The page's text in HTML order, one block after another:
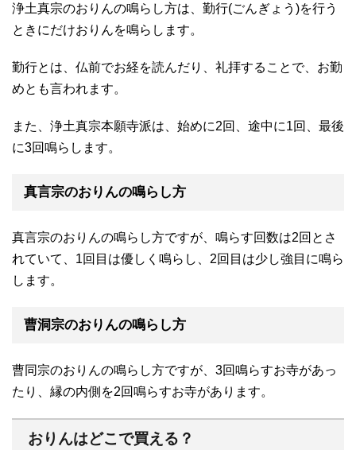
浄土真宗のおりんの鳴らし方は、勤行(ごんぎょう)を行う
ときにだけおりんを鳴らします。
勤行とは、仏前でお経を読んだり、礼拝することで、お勤
めとも言われます。
また、浄土真宗本願寺派は、始めに2回、途中に1回、最後
に3回鳴らします。
真言宗のおりんの鳴らし方
真言宗のおりんの鳴らし方ですが、鳴らす回数は2回とさ
れていて、1回目は優しく鳴らし、2回目は少し強目に鳴ら
します。
曹洞宗のおりんの鳴らし方
曹同宗のおりんの鳴らし方ですが、3回鳴らすお寺があっ
たり、縁の内側を2回鳴らすお寺があります。
おりんはどこで買える？